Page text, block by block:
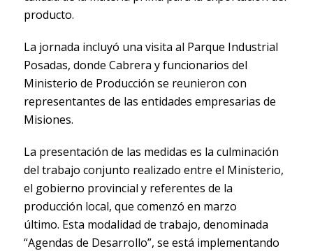
producto.
La jornada incluyó una visita al Parque Industrial
Posadas, donde Cabrera y funcionarios del
Ministerio de Producción se reunieron con
representantes de las entidades empresarias de
Misiones.
La presentación de las medidas es la culminación
del trabajo conjunto realizado entre el Ministerio,
el gobierno provincial y referentes de la
producción local, que comenzó en marzo
último. Esta modalidad de trabajo, denominada
“Agendas de Desarrollo”, se está implementando